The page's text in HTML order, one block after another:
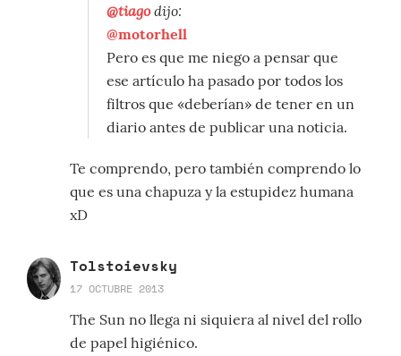
@tiagodijo:
@motorhell
Pero es que me niego a pensar que
ese artículo ha pasado por todos los
filtros que «deberían» de tener en un
diario antes de publicar una noticia.
Te comprendo, pero también comprendo lo
que es una chapuza y la estupidez humana
xD
Tolstoievsky
17 OCTUBRE 2013
The Sun no llega ni siquiera al nivel del rollo
de papel higiénico.